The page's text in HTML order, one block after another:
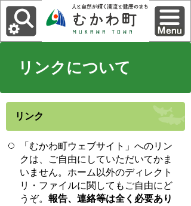
リンクについて
リンク
「むかわ町ウェブサイト」へのリン
クは、ご自由にしていただいてかま
いません。ホーム以外のディレクト
リ・ファイルに関してもご自由にど
うぞ。 報告、連絡等は全く必要あり